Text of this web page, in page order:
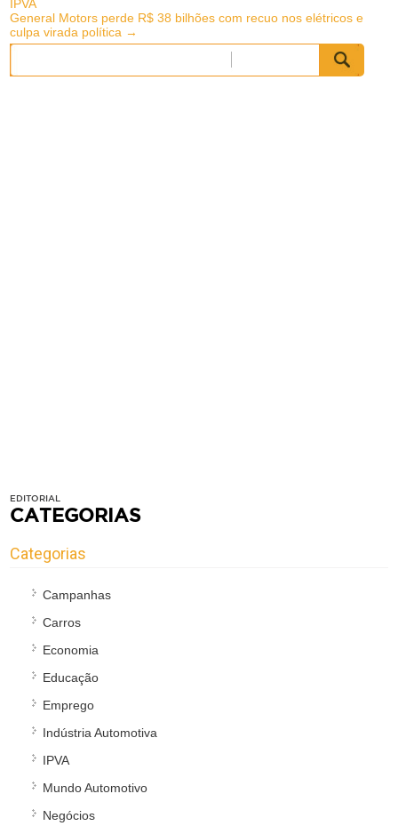
navigation
IPVA
General Motors perde R$ 38 bilhões com recuo nos elétricos e
culpa virada política →
Pesquisar
por:
EDITORIAL
CATEGORIAS
Categorias
Campanhas
Carros
Economia
Educação
Emprego
Indústria Automotiva
IPVA
Mundo Automotivo
Negócios